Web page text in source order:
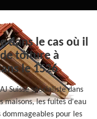
dans le cas où il
toiture à
le 1526
Suisse spécialiste dans
maisons, les fuites d'eau
pour les